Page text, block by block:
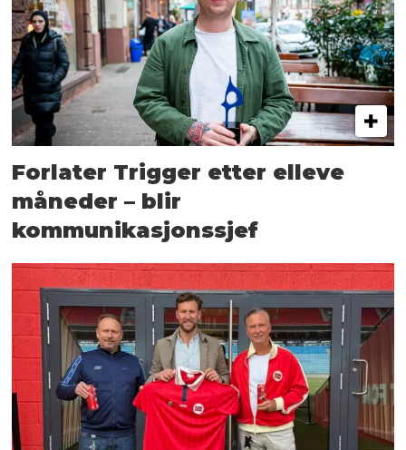
Forlater Trigger etter elleve
måneder – blir
kommunikasjonssjef